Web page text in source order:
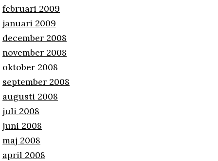
februari 2009
januari 2009
december 2008
november 2008
oktober 2008
september 2008
augusti 2008
juli 2008
juni 2008
maj 2008
april 2008